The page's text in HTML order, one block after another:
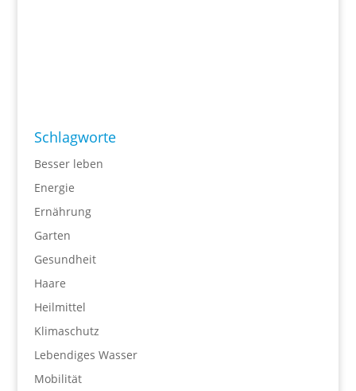
Schlagworte
Besser leben
Energie
Ernährung
Garten
Gesundheit
Haare
Heilmittel
Klimaschutz
Lebendiges Wasser
Mobilität